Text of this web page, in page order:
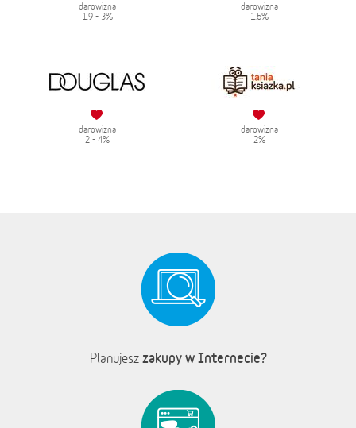
darowizna
1.9 - 3%
darowizna
1.5%
darowizna
2 - 4%
darowizna
2%
Planujesz zakupy w Internecie?